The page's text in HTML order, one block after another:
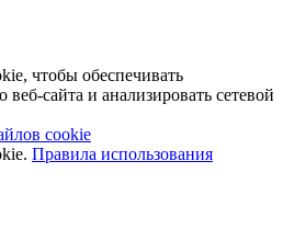
чтобы обеспечивать
сайта и анализировать сетевой
cookie
Правила использования